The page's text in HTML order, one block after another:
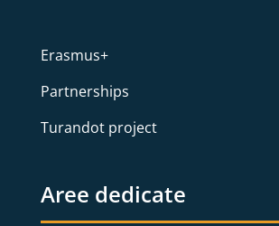
Erasmus+
Partnerships
Turandot project
Aree dedicate